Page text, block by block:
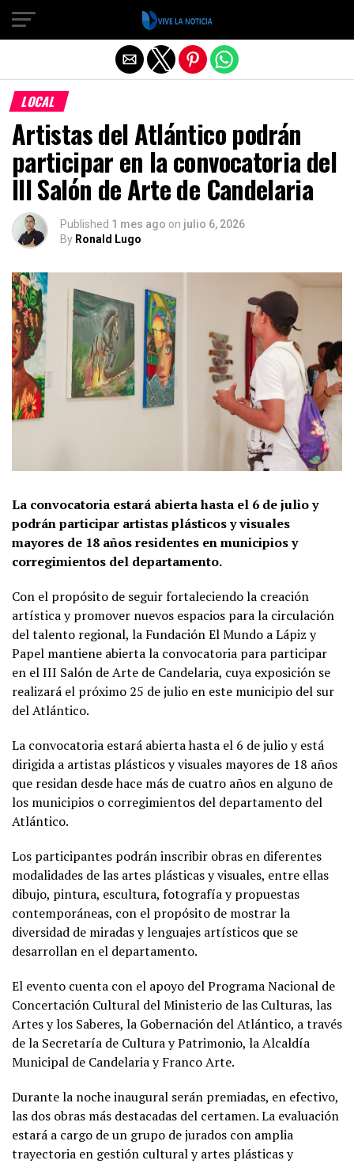
LOCAL
Artistas del Atlántico podrán
participar en la convocatoria del
III Salón de Arte de Candelaria
Published 1 mes ago on julio 6, 2026
By Ronald Lugo
La convocatoria estará abierta hasta el 6 de julio y
podrán participar artistas plásticos y visuales
mayores de 18 años residentes en municipios y
corregimientos del departamento.
Con el propósito de seguir fortaleciendo la creación
artística y promover nuevos espacios para la circulación
del talento regional, la Fundación El Mundo a Lápiz y
Papel mantiene abierta la convocatoria para participar
en el III Salón de Arte de Candelaria, cuya exposición se
realizará el próximo 25 de julio en este municipio del sur
del Atlántico.
La convocatoria estará abierta hasta el 6 de julio y está
dirigida a artistas plásticos y visuales mayores de 18 años
que residan desde hace más de cuatro años en alguno de
los municipios o corregimientos del departamento del
Atlántico.
Los participantes podrán inscribir obras en diferentes
modalidades de las artes plásticas y visuales, entre ellas
dibujo, pintura, escultura, fotografía y propuestas
contemporáneas, con el propósito de mostrar la
diversidad de miradas y lenguajes artísticos que se
desarrollan en el departamento.
El evento cuenta con el apoyo del Programa Nacional de
Concertación Cultural del Ministerio de las Culturas, las
Artes y los Saberes, la Gobernación del Atlántico, a través
de la Secretaría de Cultura y Patrimonio, la Alcaldía
Municipal de Candelaria y Franco Arte.
Durante la noche inaugural serán premiadas, en efectivo,
las dos obras más destacadas del certamen. La evaluación
estará a cargo de un grupo de jurados con amplia
trayectoria en gestión cultural y artes plásticas y
Salir de la versión móvil